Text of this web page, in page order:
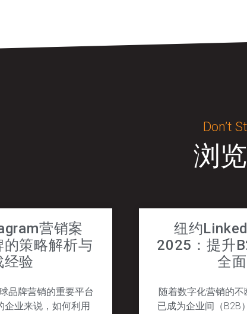
Don’t
浏
营销案
策略解析与
经验
品牌营销的重要平台
企业来说，如何利用
纽约
2025：提升
全
随着数字化营销的
已成为企业间（B2B